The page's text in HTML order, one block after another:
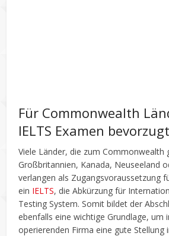
Für Commonwealth
IELTS Examen bevorzugt
Viele Länder, die zum Commonwealth
Großbritannien, Kanada, Neuseeland
verlangen als Zugangsvoraussetzung
ein IELTS, die Abkürzung für
Testing System. Somit bildet der
ebenfalls eine wichtige Grundlage, um
operierenden Firma eine gute Stellung